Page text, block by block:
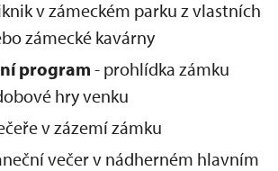
v zámeckém parku z vlastních
zámecké kavárny
program- prohlídka zámku
hry venku
v zázemí zámku
večer v nádherném hlavním